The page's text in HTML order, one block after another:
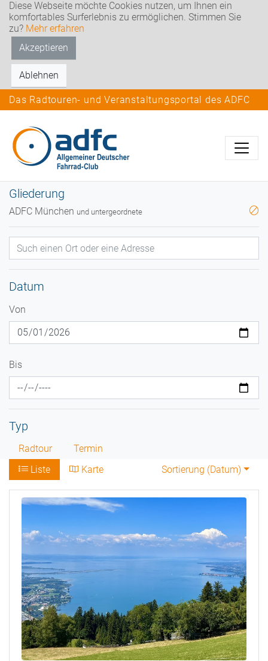
Diese Webseite möchte Cookies nutzen, um Ihnen ein
komfortables Surferlebnis zu ermöglichen. Stimmen Sie
zu? Mehr erfahren
Akzeptieren
Ablehnen
Das Radtouren- und Veranstaltungsportal des ADFC
Gliederung
ADFC München und untergeordnete
Datum
Von
Bis
Typ
Radtour
Termin
Liste
Karte Sortierung (Datum)